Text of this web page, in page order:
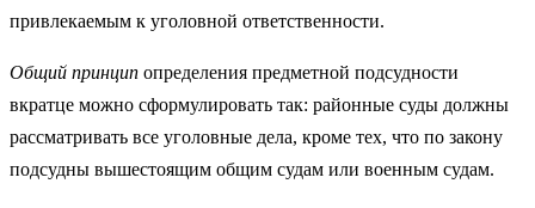
привлекаемым к уголовной ответственности.
Общий принцип определения предметной подсудности
вкратце можно сформулировать так: районные суды должны
рассматривать все уголов­ные дела, кроме тех, что по закону
подсудны вышестоящим общим судам или военным судам.